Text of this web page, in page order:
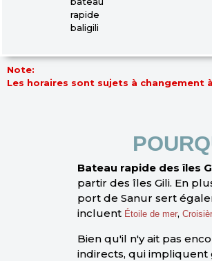
Note:
Les horaires sont sujets à
Bateau rapide des îles
partir des îles Gili. En
port de Sanur sert
incluent Étoile de mer,
Bien qu'il n'y ait pas
indirects, qui impliquent